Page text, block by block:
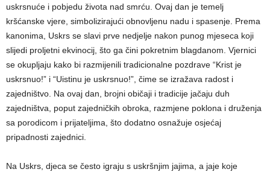
uskrsnuće i pobjedu života nad smrću. Ovaj dan je temelj
kršćanske vjere, simbolizirajući obnovljenu nadu i spasenje. Prema
kanonima, Uskrs se slavi prve nedjelje nakon punog mjeseca koji
slijedi proljetni ekvinocij, što ga čini pokretnim blagdanom. Vjernici
se okupljaju kako bi razmijenili tradicionalne pozdrave “Krist je
uskrsnuo!” i “Uistinu je uskrsnuo!”, čime se izražava radost i
zajedništvo. Na ovaj dan, brojni običaji i tradicije jačaju duh
zajedništva, poput zajedničkih obroka, razmjene poklona i druženja
sa porodicom i prijateljima, što dodatno osnažuje osjećaj
pripadnosti zajednici.
Na Uskrs, djeca se često igraju s uskršnjim jajima, a jaje koje